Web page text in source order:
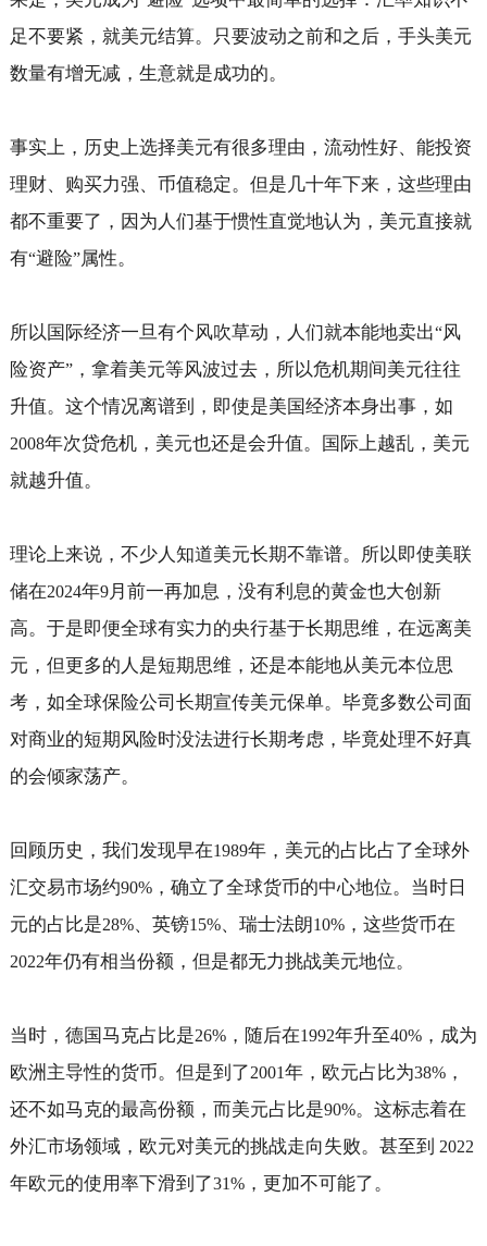
足不要紧，就美元结算。只要波动之前和之后，手头美元
数量有增无减，生意就是成功的。
事实上，历史上选择美元有很多理由，流动性好、能投资
理财、购买力强、币值稳定。但是几十年下来，这些理由
都不重要了，因为人们基于惯性直觉地认为，美元直接就
有“避险”属性。
所以国际经济一旦有个风吹草动，人们就本能地卖出“风
险资产”，拿着美元等风波过去，所以危机期间美元往往
升值。这个情况离谱到，即使是美国经济本身出事，如
2008年次贷危机，美元也还是会升值。国际上越乱，美元
就越升值。
理论上来说，不少人知道美元长期不靠谱。所以即使美联
储在2024年9月前一再加息，没有利息的黄金也大创新
高。于是即便全球有实力的央行基于长期思维，在远离美
元，但更多的人是短期思维，还是本能地从美元本位思
考，如全球保险公司长期宣传美元保单。毕竟多数公司面
对商业的短期风险时没法进行长期考虑，毕竟处理不好真
的会倾家荡产。
回顾历史，我们发现早在1989年，美元的占比占了全球外
汇交易市场约90%，确立了全球货币的中心地位。当时日
元的占比是28%、英镑15%、瑞士法朗10%，这些货币在
2022年仍有相当份额，但是都无力挑战美元地位。
当时，德国马克占比是26%，随后在1992年升至40%，成为
欧洲主导性的货币。但是到了2001年，欧元占比为38%，
还不如马克的最高份额，而美元占比是90%。这标志着在
外汇市场领域，欧元对美元的挑战走向失败。甚至到 2022
年欧元的使用率下滑到了31%，更加不可能了。